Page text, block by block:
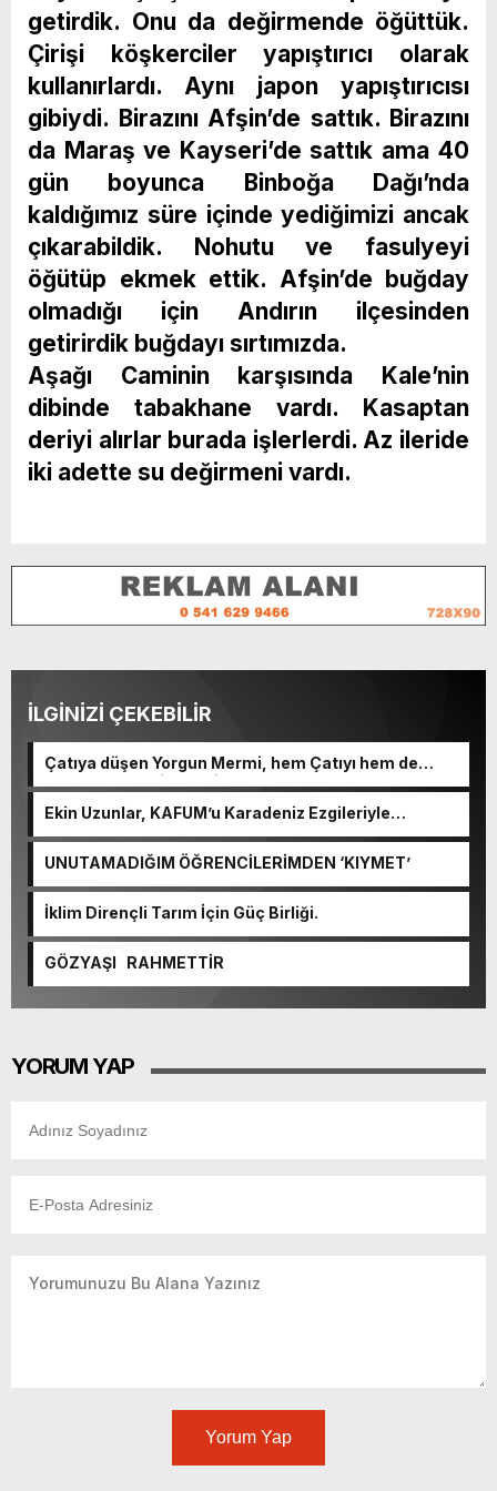
getirdik. Onu da değirmende öğüttük.
Çirişi köşkerciler yapıştırıcı olarak
kullanırlardı. Aynı japon yapıştırıcısı
gibiydi. Birazını Afşin’de sattık. Birazını
da Maraş ve Kayseri’de sattık ama 40
gün boyunca Binboğa Dağı’nda
kaldığımız süre içinde yediğimizi ancak
çıkarabildik. Nohutu ve fasulyeyi
öğütüp ekmek ettik. Afşin’de buğday
olmadığı için Andırın ilçesinden
getirirdik buğdayı sırtımızda.
Aşağı Caminin karşısında Kale’nin
dibinde tabakhane vardı. Kasaptan
deriyi alırlar burada işlerlerdi. Az ileride
iki adette su değirmeni vardı.
İLGİNİZİ ÇEKEBİLİR
Çatıya düşen Yorgun Mermi, hem Çatıyı hem de
Kulplu Tası delip geçti.
Ekin Uzunlar, KAFUM’u Karadeniz Ezgileriyle
UNUTAMADIĞIM ÖĞRENCİLERİMDEN ‘KIYMET’
İklim Dirençli Tarım İçin Güç Birliği.
GÖZYAŞI RAHMETTİR
YORUM YAP
Yorum Yap